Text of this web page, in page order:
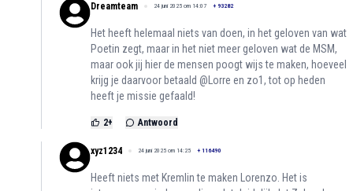
Dreamteam 24 juni 2025 om 14:07 + 93282
Het heeft helemaal niets van doen, in het geloven van wat
Poetin zegt, maar in het niet meer geloven wat de MSM,
maar ook jij hier de mensen poogt wijs te maken, hoeveel
krijg je daarvoor betaald @Lorre en zo1, tot op heden
heeft je missie gefaald!
2+ Antwoord
xyz1234 24 juni 2025 om 14:25 + 116490
Heeft niets met Kremlin te maken Lorenzo. Het is